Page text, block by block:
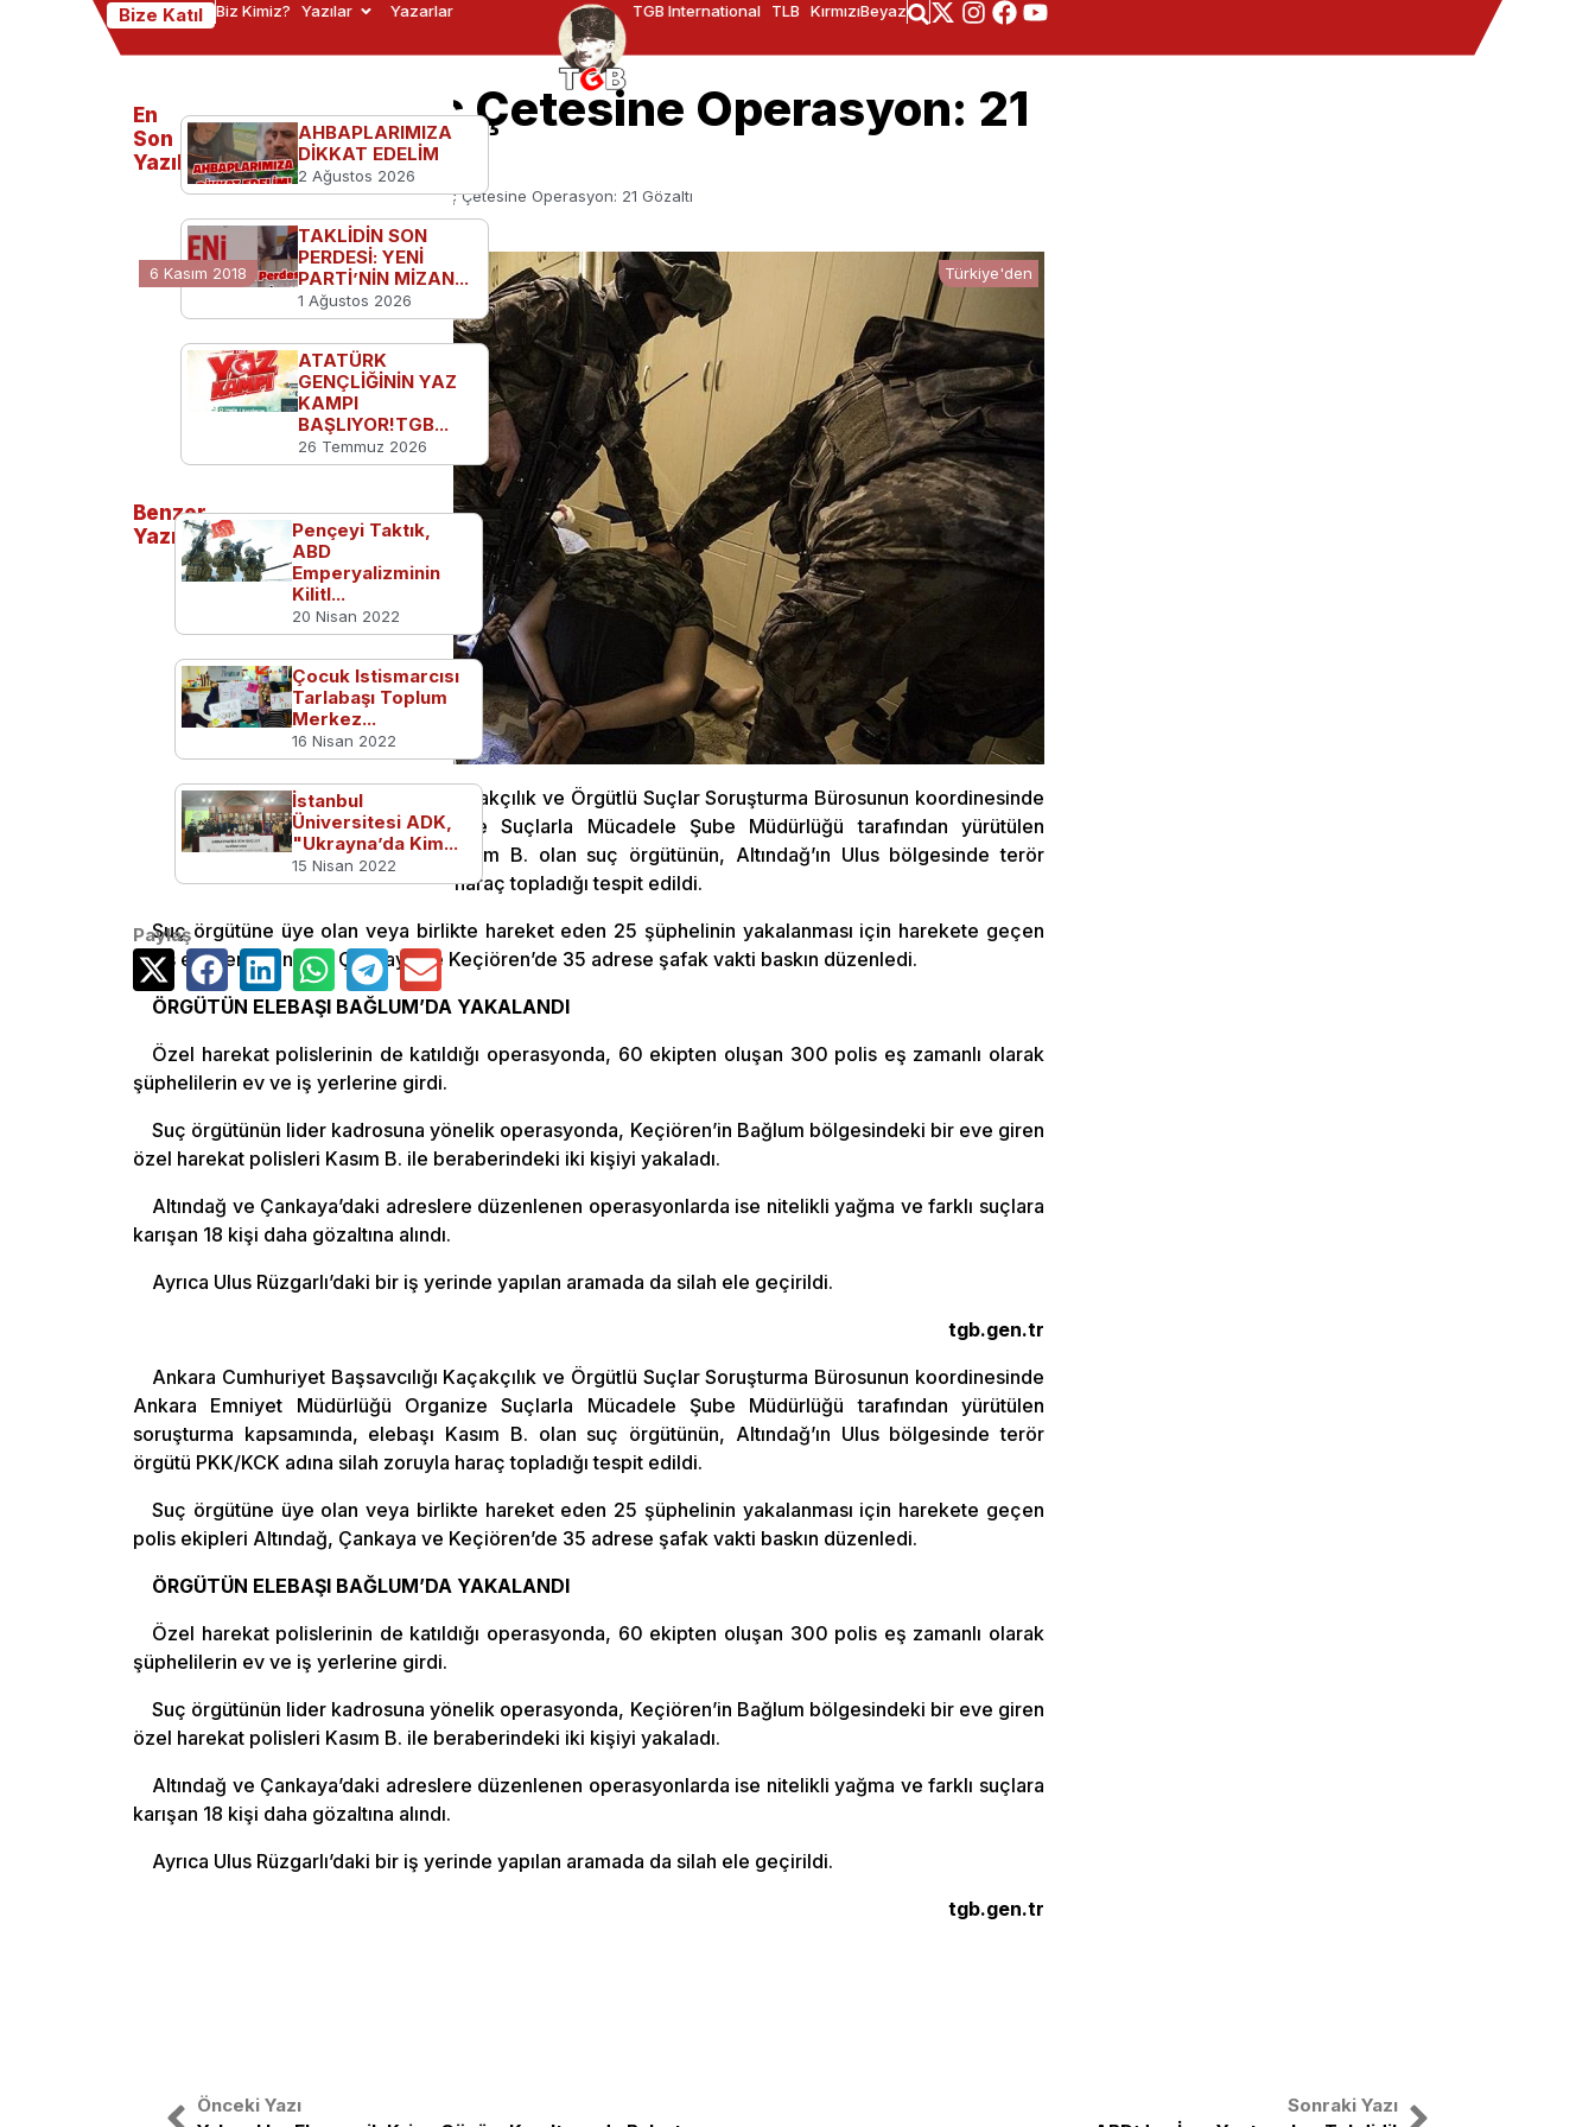
Bize Katıl Biz Kimiz? Yazılar Yazarlar TGB International TLB KırmızıBeyaz
PKK’nın Haraç Çetesine Operasyon: 21
Gözaltı
Ana Sayfa Türkiye'den PKK’nın Haraç Çetesine Operasyon: 21 Gözaltı
6 Kasım 2018 Türkiye'den
Ankara Cumhuriyet Başsavcılığı Kaçakçılık ve Örgütlü Suçlar Soruşturma Bürosunun koordinesinde
Ankara Emniyet Müdürlüğü Organize Suçlarla Mücadele Şube Müdürlüğü tarafından yürütülen
soruşturma kapsamında, elebaşı Kasım B. olan suç örgütünün, Altındağ’ın Ulus bölgesinde terör
örgütü PKK/KCK adına silah zoruyla haraç topladığı tespit edildi.
Suç örgütüne üye olan veya birlikte hareket eden 25 şüphelinin yakalanması için harekete geçen
polis ekipleri Altındağ, Çankaya ve Keçiören’de 35 adrese şafak vakti baskın düzenledi.
ÖRGÜTÜN ELEBAŞI BAĞLUM’DA YAKALANDI
Özel harekat polislerinin de katıldığı operasyonda, 60 ekipten oluşan 300 polis eş zamanlı olarak
şüphelilerin ev ve iş yerlerine girdi.
Suç örgütünün lider kadrosuna yönelik operasyonda, Keçiören’in Bağlum bölgesindeki bir eve giren
özel harekat polisleri Kasım B. ile beraberindeki iki kişiyi yakaladı.
Altındağ ve Çankaya’daki adreslere düzenlenen operasyonlarda ise nitelikli yağma ve farklı suçlara
karışan 18 kişi daha gözaltına alındı.
Ayrıca Ulus Rüzgarlı’daki bir iş yerinde yapılan aramada da silah ele geçirildi.
tgb.gen.tr
Ankara Cumhuriyet Başsavcılığı Kaçakçılık ve Örgütlü Suçlar Soruşturma Bürosunun koordinesinde
Ankara Emniyet Müdürlüğü Organize Suçlarla Mücadele Şube Müdürlüğü tarafından yürütülen
soruşturma kapsamında, elebaşı Kasım B. olan suç örgütünün, Altındağ’ın Ulus bölgesinde terör
örgütü PKK/KCK adına silah zoruyla haraç topladığı tespit edildi.
Suç örgütüne üye olan veya birlikte hareket eden 25 şüphelinin yakalanması için harekete geçen
polis ekipleri Altındağ, Çankaya ve Keçiören’de 35 adrese şafak vakti baskın düzenledi.
ÖRGÜTÜN ELEBAŞI BAĞLUM’DA YAKALANDI
Özel harekat polislerinin de katıldığı operasyonda, 60 ekipten oluşan 300 polis eş zamanlı olarak
şüphelilerin ev ve iş yerlerine girdi.
Suç örgütünün lider kadrosuna yönelik operasyonda, Keçiören’in Bağlum bölgesindeki bir eve giren
özel harekat polisleri Kasım B. ile beraberindeki iki kişiyi yakaladı.
Altındağ ve Çankaya’daki adreslere düzenlenen operasyonlarda ise nitelikli yağma ve farklı suçlara
karışan 18 kişi daha gözaltına alındı.
Ayrıca Ulus Rüzgarlı’daki bir iş yerinde yapılan aramada da silah ele geçirildi.
tgb.gen.tr
En
Son
Yazılanlar
AHBAPLARIMIZA
DİKKAT EDELİM
2 Ağustos 2026
TAKLİDİN SON
PERDESİ: YENİ
PARTİ’NİN MİZAN...
1 Ağustos 2026
ATATÜRK
GENÇLİĞİNİN YAZ
KAMPI
BAŞLIYOR!TGB...
26 Temmuz 2026
Benzer
Yazılar
Pençeyi Taktık,
ABD
Emperyalizminin
Kilitl...
20 Nisan 2022
Çocuk Istismarcısı
Tarlabaşı Toplum
Merkez...
16 Nisan 2022
İstanbul
Üniversitesi ADK,
"Ukrayna’da Kim...
15 Nisan 2022
Paylaş
Önceki Yazı
Sonraki Yazı